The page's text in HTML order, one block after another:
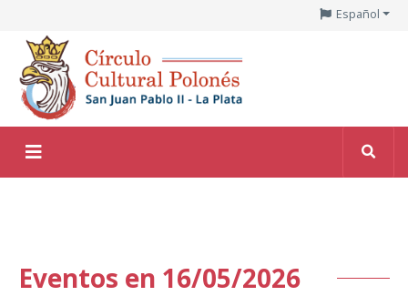
Español
Eventos en 16/05/2026